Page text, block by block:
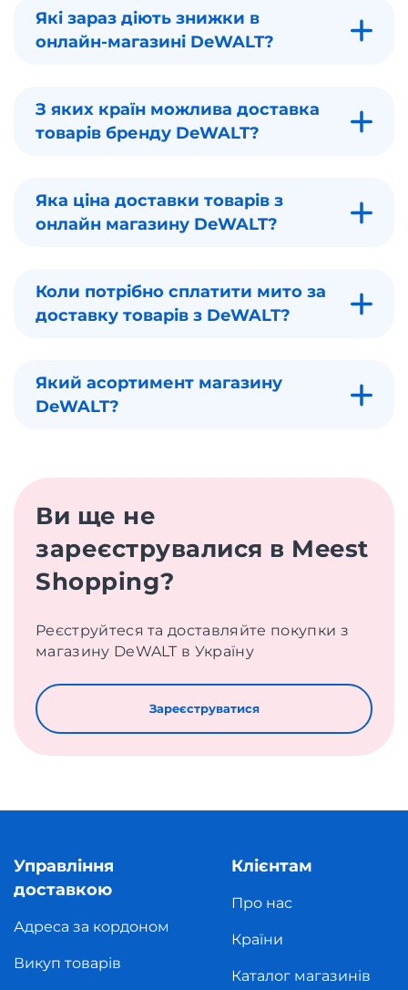
Які зараз діють знижки в
онлайн-магазині DeWALT?
З яких країн можлива доставка
товарів бренду DeWALT?
Яка ціна доставки товарів з
онлайн магазину DeWALT?
Коли потрібно сплатити мито за
доставку товарів з DeWALT?
Який асортимент магазину
DeWALT?
Ви ще не
зареєструвалися в Meest
Shopping?
Реєструйтеся та доставляйте покупки з
магазину DeWALT в Україну
Зареєструватися
Управління
доставкою
Адреса за кордоном
Викуп товарів
Клієнтам
Про нас
Країни
Каталог магазинів